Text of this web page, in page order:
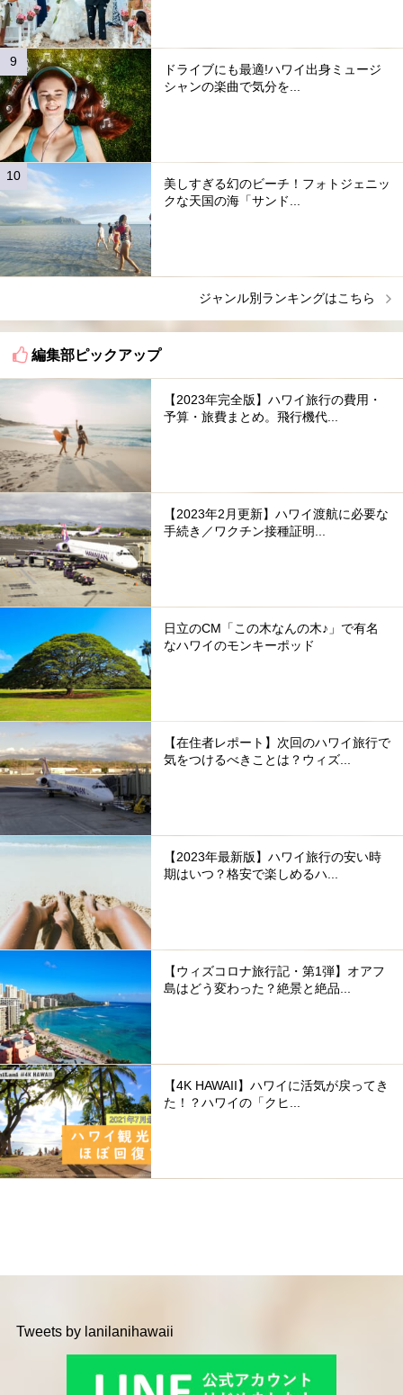
ドライブにも最適!ハワイ出身ミュージ
シャンの楽曲で気分を...
美しすぎる幻のビーチ！フォトジェニッ
クな天国の海「サンド...
ジャンル別ランキングはこちら
編集部ピックアップ
【2023年完全版】ハワイ旅行の費用・
予算・旅費まとめ。飛行機代...
【2023年2月更新】ハワイ渡航に必要な
手続き／ワクチン接種証明...
日立のCM「この木なんの木♪」で有名
なハワイのモンキーポッド
【在住者レポート】次回のハワイ旅行で
気をつけるべきことは？ウィズ...
【2023年最新版】ハワイ旅行の安い時
期はいつ？格安で楽しめるハ...
【ウィズコロナ旅行記・第1弾】オアフ
島はどう変わった？絶景と絶品...
【4K HAWAII】ハワイに活気が戻ってき
た！？ハワイの「クヒ...
Tweets by lanilanihawaii